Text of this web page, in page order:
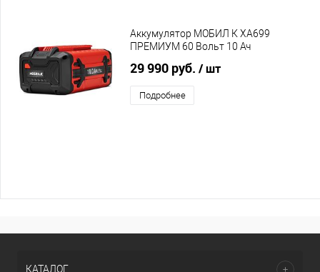
Аккумулятор МОБИЛ К XA699
ПРЕМИУМ 60 Вольт 10 Ач
29 990 руб. / шт
Подробнее
КАТАЛОГ